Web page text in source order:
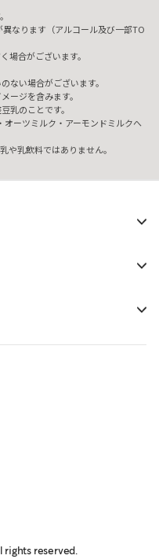
なります（アルコール及び一部TO
場合がございます。
ない場合がございます。
ージを含みます。
乳のことです。
オーツミルク・アーモンドミルクへ
や乳飲料ではありません。
rights reserved.